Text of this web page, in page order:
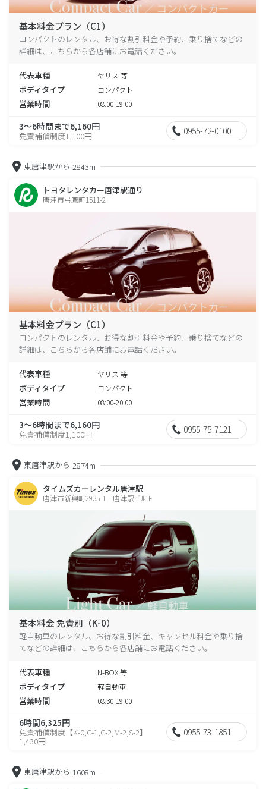
基本料金プラン（C1）
コンパクトのレンタル、お得な割引料金や予約、乗り捨てなどの
詳細は、こちらから各店舗にお電話ください。
代表車種 ヤリス 等
ボディタイプ コンパクト
営業時間 08:00-19:00
3～6時間まで6,160円
免責補償制度1,100円 0955-72-0100
東唐津駅から 2843m
トヨタレンタカー唐津駅通り
唐津市弓鷹町1511-2
基本料金プラン（C1）
コンパクトのレンタル、お得な割引料金や予約、乗り捨てなどの
詳細は、こちらから各店舗にお電話ください。
代表車種 ヤリス 等
ボディタイプ コンパクト
営業時間 08:00-20:00
3～6時間まで6,160円
免責補償制度1,100円 0955-75-7121
東唐津駅から 2874m
タイムズカーレンタル唐津駅
唐津市新興町2935-1 唐津駅ﾋﾞﾙ1F
基本料金 免責別（K-0）
軽自動車のレンタル、お得な割引料金、キャンセル料金や乗り捨
てなどの詳細は、こちらから各店舗にお電話ください。
代表車種 N-BOX 等
ボディタイプ 軽自動車
営業時間 08:30-19:00
6時間6,325円
免責補償制度【K-0,C-1,C-2,M-2,S-2】
1,430円
0955-73-1851
東唐津駅から 1608m